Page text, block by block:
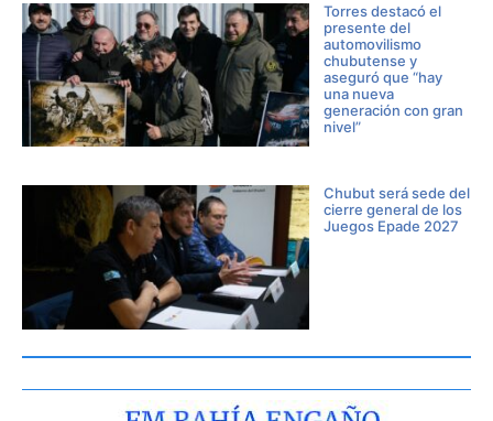
Torres destacó el
presente del
automovilismo
chubutense y
aseguró que “hay
una nueva
generación con gran
nivel”
Chubut será sede del
cierre general de los
Juegos Epade 2027